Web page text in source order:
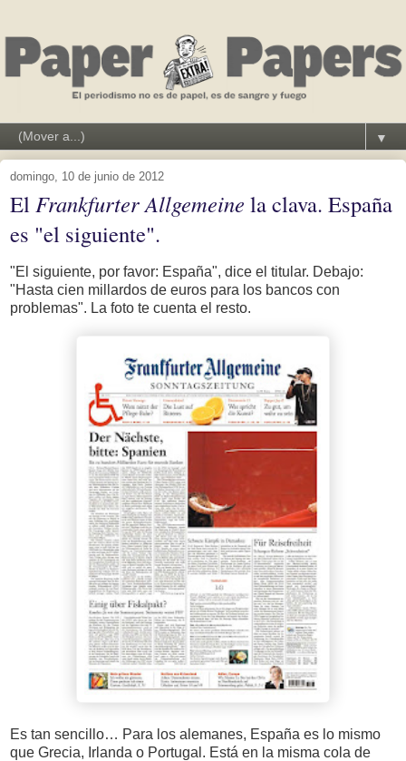
▼
domingo, 10 de junio de 2012
ElFrankfurter Allgemeine la clava. España
es "el siguiente".
"El siguiente, por favor: España", dice el titular. Debajo:
"Hasta cien millardos de euros para los bancos con
problemas". La foto te cuenta el resto.
Es tan sencillo… Para los alemanes, España es lo mismo
que Grecia, Irlanda o Portugal. Está en la misma cola de